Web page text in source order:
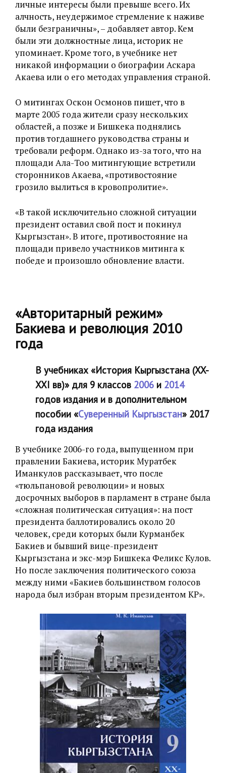
личные интересы были превыше всего. Их
алчность, неудержимое стремление к наживе
были безграничны», – добавляет автор. Кем
были эти должностные лица, историк не
упоминает. Кроме того, в учебнике нет
никакой информации о биографии Аскара
Акаева или о его методах управления страной.
О митингах Оскон Осмонов пишет, что в
марте 2005 года жители сразу нескольких
областей, а позже и Бишкека поднялись
против тогдашнего руководства страны и
требовали реформ. Однако из-за того, что на
площади Ала-Тоо митингующие встретили
сторонников Акаева, «противостояние
грозило вылиться в кровопролитие».
«В такой исключительно сложной ситуации
президент оставил свой пост и покинул
Кыргызстан». В итоге, противостояние на
площади привело участников митинга к
победе‎ и произошло обновление власти.
«Авторитарный режим»
Бакиева и революция 2010
года
В учебниках «‎История Кыргызстана (XX-
XXI вв)» для 9 классов 2006 и 2014
годов издания и в дополнительном
пособии «‎Суверенный Кыргызстан» 2017
года издания
В учебнике 2006-го года, выпущенном при
правлении Бакиева, историк Муратбек
Иманкулов рассказывает, что после
«‎тюльпановой революции» и новых
досрочных выборов в парламент в стране была
«‎сложная политическая ситуация»: на пост
президента баллотировались около 20
человек, среди которых были Курманбек
Бакиев и бывший вице-президент
Кыргызстана и экс-мэр Бишкека Феликс Кулов.
Но после заключения политического союза
между ними «‎Бакиев большинством голосов
народа был избран вторым президентом КР».